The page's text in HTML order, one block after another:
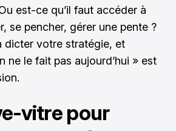
est-ce qu’il faut accéder à
se pencher, gérer une pente ?
dicter votre stratégie, et
ne le fait pas aujourd’hui » est
vitre pour